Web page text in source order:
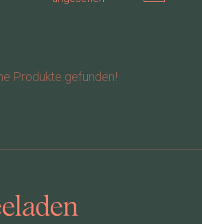
Produkte gefunden!